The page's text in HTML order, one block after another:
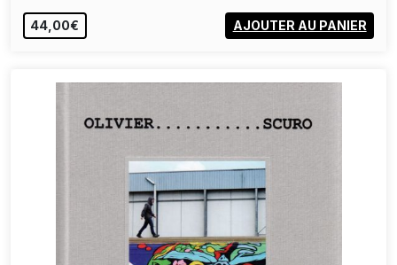
44,00€ AJOUTER AU PANIER